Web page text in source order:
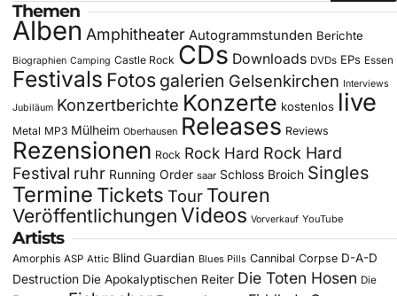
Themen
Alben Amphitheater Autogrammstunden Berichte
Biographien Camping Castle Rock CDs Downloads DVDs EPs Essen
Festivals Fotos galerien Gelsenkirchen Interviews
Jubiläum Konzertberichte Konzerte kostenlos live
Metal MP3 Mülheim Oberhausen Releases Reviews
Rezensionen Rock Rock Hard Rock Hard
Festival ruhr Running Order saar Schloss Broich Singles
Termine Tickets Tour Touren
Veröffentlichungen Videos Vorverkauf YouTube
Artists
Amorphis ASP Attic Blind Guardian Blues Pills Cannibal Corpse D-A-D
Destruction Die Apokalyptischen Reiter Die Toten Hosen Die